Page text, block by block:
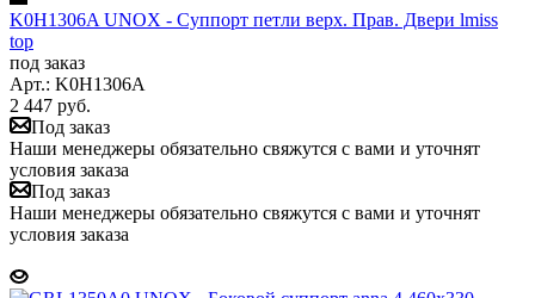
K0H1306A UNOX - Суппорт петли верх. Прав. Двери lmiss
top
под заказ
Арт.: K0H1306A
2 447 руб.
Под заказ
Наши менеджеры обязательно свяжутся с вами и уточнят
условия заказа
Под заказ
Наши менеджеры обязательно свяжутся с вами и уточнят
условия заказа